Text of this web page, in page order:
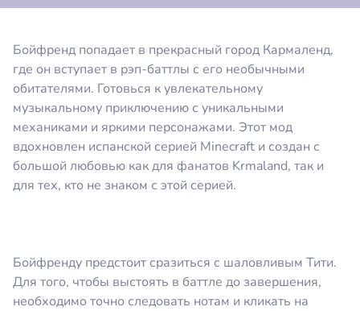
Бойфренд попадает в прекрасный город Кармаленд,
где он вступает в рэп-баттлы с его необычными
обитателями. Готовься к увлекательному
музыкальному приключению с уникальными
механиками и яркими персонажами. Этот мод
вдохновлен испанской серией Minecraft и создан с
большой любовью как для фанатов Krmaland, так и
для тех, кто не знаком с этой серией.
Бойфренду предстоит сразиться с шаловливым Тити.
Для того, чтобы выстоять в баттле до завершения,
необходимо точно следовать нотам и кликать на